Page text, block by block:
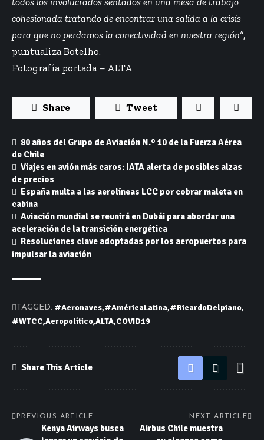
cohesionada tratando de encontrar una salida a la crisis
para que no perdamos la conectividad en nuestra región”,
puntualiza Botelho.
Fotografía portada – ALTA
Share Tweet
80 años del Grupo de Aviación N.º 10 de la Fuerza Aérea
de Chile
Viajes en avión más caros: IATA alerta de posibles alzas
de precios
España multa a las aerolíneas LCC por cobrar maleta en
cabina
Aviación mundial se reunirá en Dubái para abordar una
aceleración de la transición energética
Resoluciones clave adoptadas por los aeropuertos para
impulsar la aviación
TAGGED: #Aeronaves #AméricaLatina #RicardoDelpiano
#WTCC Aeropolítico ALTA COVID19
Share This Article
PREVIOUS ARTICLE
Kenya Airways busca
NEXT ARTICLE
Airbus Chile muestra